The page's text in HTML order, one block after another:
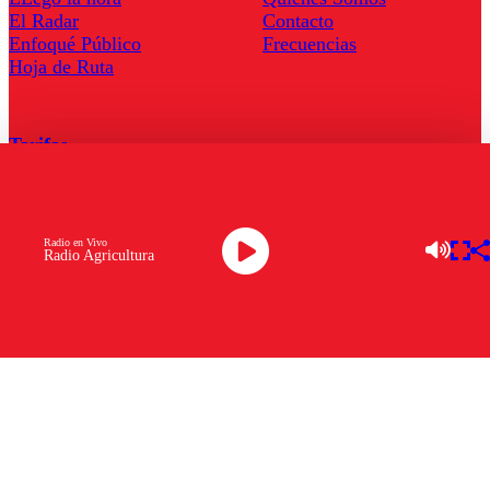
Radio Agricultura
Radio en Vivo
El Radar
Enfoqué Público
Hoja de Ruta
Contacto
Frecuencias
Tarifas
Descarga la APP